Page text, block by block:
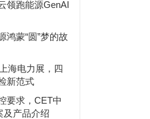
领跑能源GenAI
鸿蒙“圆”梦的故
海电力展，四
新范式
要求，CET中
及产品介绍